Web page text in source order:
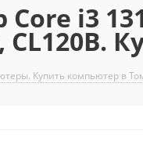
i3
CL120B.
Купить компьютер в